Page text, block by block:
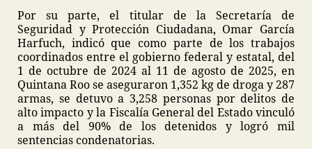
Por su parte, el titular de la Secretaría de
Seguridad y Protección Ciudadana, Omar García
Harfuch, indicó que como parte de los trabajos
coordinados entre el gobierno federal y estatal, del
1 de octubre de 2024 al 11 de agosto de 2025, en
Quintana Roo se aseguraron 1,352 kg de droga y 287
armas, se detuvo a 3,258 personas por delitos de
alto impacto y la Fiscalía General del Estado vinculó
a más del 90% de los detenidos y logró mil
sentencias condenatorias.